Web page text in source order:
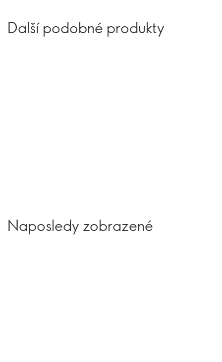
Další podobné produkty
Naposledy zobrazené